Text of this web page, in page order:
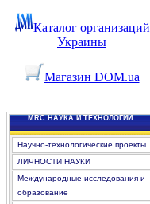
Каталог организаций
Украины
Магазин DOM.ua
MRC НАУКА И ТЕХНОЛОГИИ
Научно-технологические проекты
ЛИЧНОСТИ НАУКИ
Международные исследования и
образование